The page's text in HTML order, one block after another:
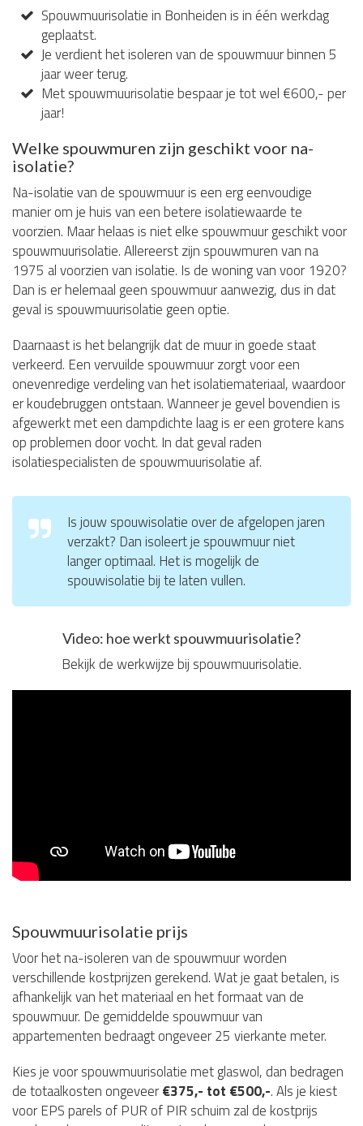
Spouwmuurisolatie in Bonheiden is in één werkdag
geplaatst.
Je verdient het isoleren van de spouwmuur binnen 5
jaar weer terug.
Met spouwmuurisolatie bespaar je tot wel €600,- per
jaar!
Welke spouwmuren zijn geschikt voor na-
isolatie?
Na-isolatie van de spouwmuur is een erg eenvoudige
manier om je huis van een betere isolatiewaarde te
voorzien. Maar helaas is niet elke spouwmuur geschikt voor
spouwmuurisolatie. Allereerst zijn spouwmuren van na
1975 al voorzien van isolatie. Is de woning van voor 1920?
Dan is er helemaal geen spouwmuur aanwezig, dus in dat
geval is spouwmuurisolatie geen optie.
Daarnaast is het belangrijk dat de muur in goede staat
verkeerd. Een vervuilde spouwmuur zorgt voor een
onevenredige verdeling van het isolatiemateriaal, waardoor
er koudebruggen ontstaan. Wanneer je gevel bovendien is
afgewerkt met een dampdichte laag is er een grotere kans
op problemen door vocht. In dat geval raden
isolatiespecialisten de spouwmuurisolatie af.
Is jouw spouwisolatie over de afgelopen jaren
verzakt? Dan isoleert je spouwmuur niet
langer optimaal. Het is mogelijk de
spouwisolatie bij te laten vullen.
Video: hoe werkt spouwmuurisolatie?
Bekijk de werkwijze bij spouwmuurisolatie.
Spouwmuurisolatie prijs
Voor het na-isoleren van de spouwmuur worden
verschillende kostprijzen gerekend. Wat je gaat betalen, is
afhankelijk van het materiaal en het formaat van de
spouwmuur. De gemiddelde spouwmuur van
appartementen bedraagt ongeveer 25 vierkante meter.
Kies je voor spouwmuurisolatie met glaswol, dan bedragen
de totaalkosten ongeveer€375,- tot €500,-. Als je kiest
voor EPS parels of PUR of PIR schuim zal de kostprijs